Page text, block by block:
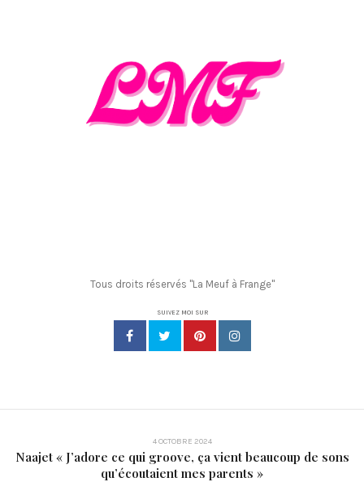
Tous droits réservés "La Meuf à Frange"
SUIVEZ MOI SUR
4 OCTOBRE 2024
Naajet « J’adore ce qui groove, ça vient beaucoup de sons
qu’écoutaient mes parents »